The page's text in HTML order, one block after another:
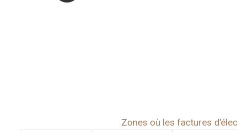
Zones où les factures